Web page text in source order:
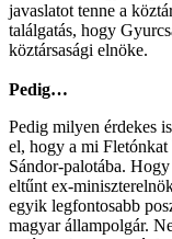
javaslatot tenne a
találgatás, hogy
köztársasági elnöke.
Pedig…
Pedig milyen érdekes
el, hogy a mi Fletónkat
Sándor-palotába.
eltűnt ex-
egyik legfontosabb
magyar állampolgár.